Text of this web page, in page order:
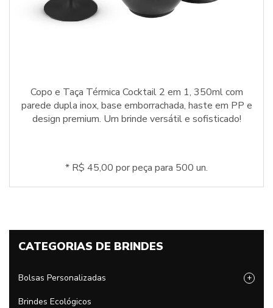
Copo e Taça Térmica Cocktail 2 em 1, 350ml com
parede dupla inox, base emborrachada, haste em PP e
design premium. Um brinde versátil e sofisticado!
* R$ 45,00 por peça para 500 un.
CATEGORIAS DE BRINDES
Bolsas Personalizadas +
Brindes Ecológicos